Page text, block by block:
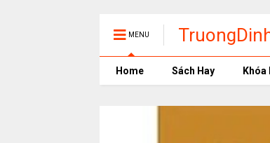
MENU
phần
Home Sách Hay Khóa